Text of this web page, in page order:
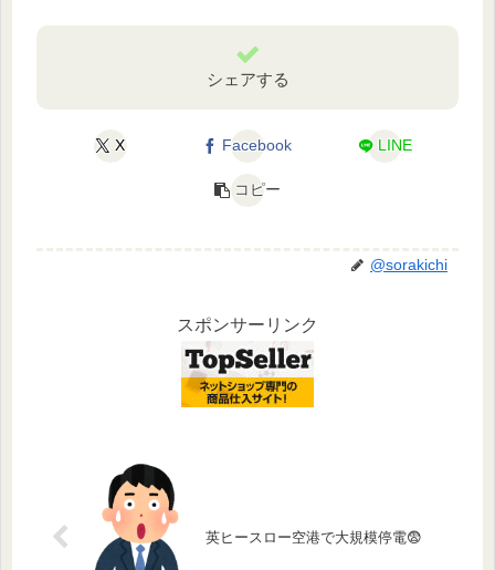
シェアする
X Facebook LINE
コピー
@sorakichi
スポンサーリンク
英ヒースロー空港で大規模停電😨